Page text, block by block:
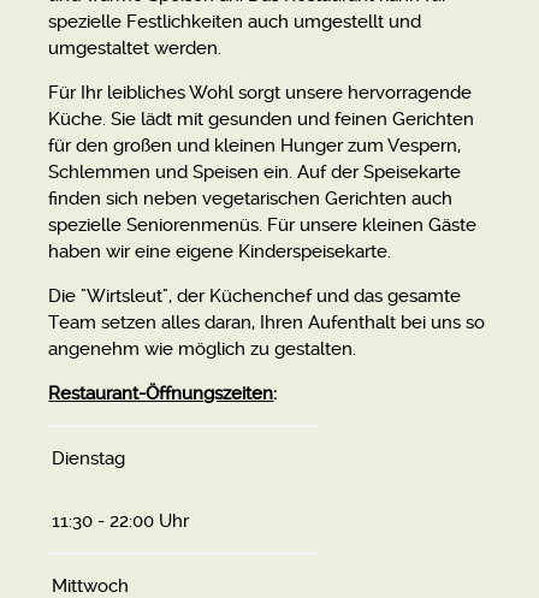
spezielle Festlichkeiten auch umgestellt und
umgestaltet werden.
Für Ihr leibliches Wohl sorgt unsere hervorragende
Küche. Sie lädt mit gesunden und feinen Gerichten
für den großen und kleinen Hunger zum Vespern,
Schlemmen und Speisen ein. Auf der Speisekarte
finden sich neben vegetarischen Gerichten auch
spezielle Seniorenmenüs. Für unsere kleinen Gäste
haben wir eine eigene Kinderspeisekarte.
Die "Wirtsleut", der Küchenchef und das gesamte
Team setzen alles daran, Ihren Aufenthalt bei uns so
angenehm wie möglich zu gestalten.
Restaurant-Öffnungszeiten:
Dienstag
11:30 - 22:00 Uhr
Mittwoch